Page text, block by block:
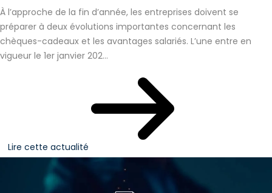
À l’approche de la fin d’année, les entreprises doivent se
préparer à deux évolutions importantes concernant les
chèques-cadeaux et les avantages salariés. L’une entre en
vigueur le 1er janvier 202...
Lire cette actualité